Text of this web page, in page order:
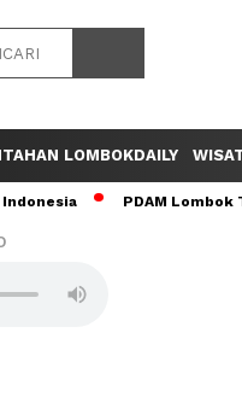
LOMBOKDAILY
PDAM Lombok